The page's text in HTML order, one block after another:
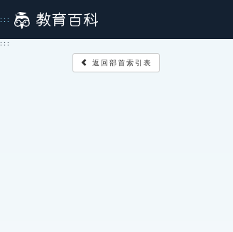
到
主
:::
:::
返回部首索引表